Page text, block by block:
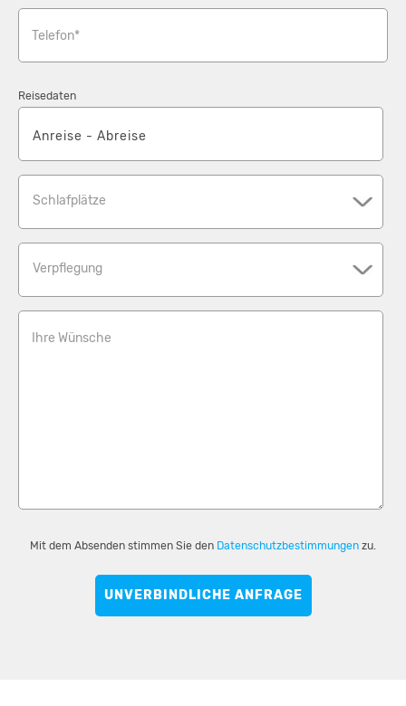
Telefon*
Reisedaten
Schlafplätze
Verpflegung
Ihre Wünsche
Mit dem Absenden stimmen Sie den Datenschutzbestimmungen zu.
UNVERBINDLICHE ANFRAGE